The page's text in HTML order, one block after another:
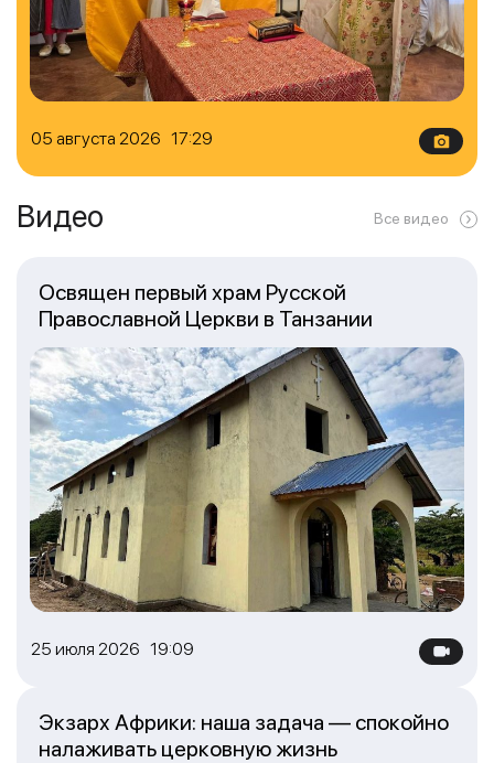
05 августа 2026 17:29
Видео Все видео
25 июля 2026 19:09
Освящен первый храм Русской
Православной Церкви в Танзании
Экзарх Африки: наша задача — спокойно
налаживать церковную жизнь